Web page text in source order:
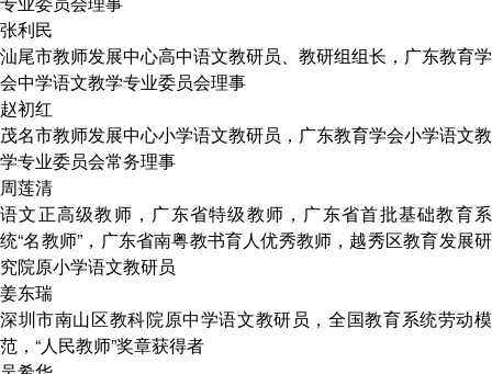
张利民
汕尾市教师发展中心高中语文教研员、教研组组长，广东教育学
会中学语文教学专业委员会理事
赵初红
茂名市教师发展中心小学语文教研员，广东教育学会小学语文教
学专业委员会常务理事
周莲清
语文正高级教师，广东省特级教师，广东省首批基础教育系
统“名教师”，广东省南粤教书育人优秀教师，越秀区教育发展研
究院原小学语文教研员
姜东瑞
深圳市南山区教科院原中学语文教研员，全国教育系统劳动模
范，“人民教师”奖章获得者